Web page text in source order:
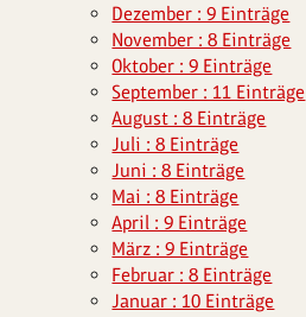
Dezember : 9 Einträge
November : 8 Einträge
Oktober : 9 Einträge
September : 11 Einträge
August : 8 Einträge
Juli : 8 Einträge
Juni : 8 Einträge
Mai : 8 Einträge
April : 9 Einträge
März : 9 Einträge
Februar : 8 Einträge
Januar : 10 Einträge